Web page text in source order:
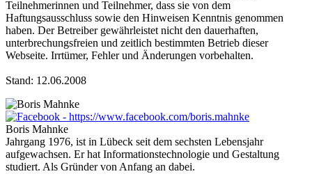
Teilnehmerinnen und Teilnehmer, dass sie von dem
Haftungsausschluss sowie den Hinweisen Kenntnis genommen
haben. Der Betreiber gewährleistet nicht den dauerhaften,
unterbrechungsfreien und zeitlich bestimmten Betrieb dieser
Webseite. Irrtümer, Fehler und Änderungen vorbehalten.
Stand: 12.06.2008
Boris Mahnke
Jahrgang 1976, ist in Lübeck seit dem sechsten Lebensjahr
aufgewachsen. Er hat Informationstechnologie und Gestaltung
studiert. Als Gründer von Anfang an dabei.